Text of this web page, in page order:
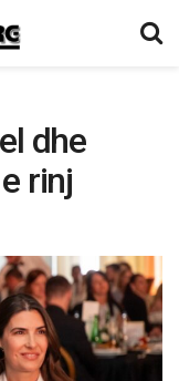
dhe
rinj